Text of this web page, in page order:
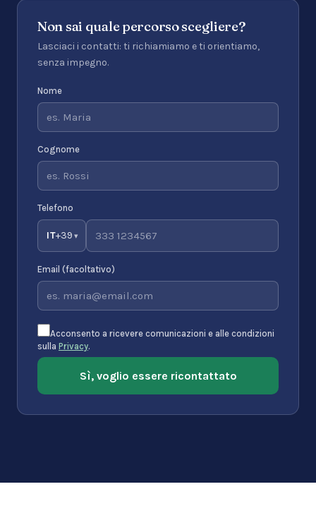
Non sai quale percorso scegliere?
Lasciaci i contatti: ti richiamiamo e ti orientiamo,
senza impegno.
Nome
Cognome
Telefono
IT+39 ▾
Email (facoltativo)
Acconsento a ricevere comunicazioni e alle condizioni
sulla Privacy.
Sì, voglio essere ricontattato